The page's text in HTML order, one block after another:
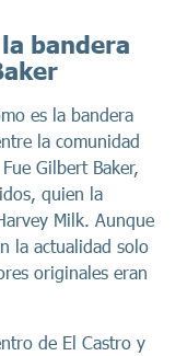
bandera
es la bandera
la comunidad
Gilbert Baker,
quien la
Milk. Aunque
la actualidad solo
originales eran
de El Castro y